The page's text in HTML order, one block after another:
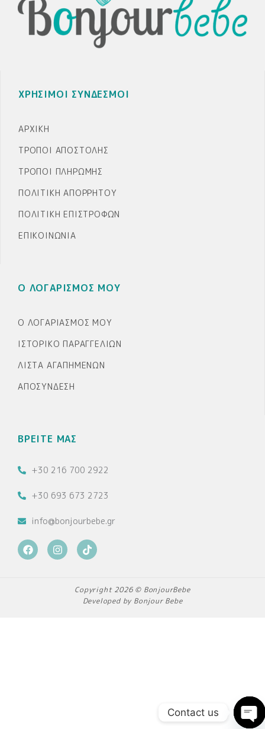
ΧΡΗΣΙΜΟΙ ΣΥΝΔΕΣΜΟΙ
ΑΡΧΙΚΉ
ΤΡΌΠΟΙ ΑΠΟΣΤΟΛΉΣ
ΤΡΌΠΟΙ ΠΛΗΡΩΜΉΣ
ΠΟΛΙΤΙΚΉ ΑΠΟΡΡΉΤΟΥ
ΠΟΛΙΤΙΚΉ ΕΠΙΣΤΡΟΦΏΝ
ΕΠΙΚΟΙΝΩΝΊΑ
Ο ΛΟΓΑΡΙΣΜΟΣ ΜΟΥ
Ο ΛΟΓΑΡΙΑΣΜΌΣ ΜΟΥ
ΙΣΤΟΡΙΚΌ ΠΑΡΑΓΓΕΛΙΏΝ
ΛΊΣΤΑ ΑΓΑΠΗΜΈΝΩΝ
ΑΠΟΣΎΝΔΕΣΗ
ΒΡΕΙΤΕ ΜΑΣ
+30 216 700 2922
+30 693 673 2723
info@bonjourbebe.gr
F
a
c
I
n
s
T
i
k
k
Copyright 2026 © BonjourBebe
Developed by Bonjour Bebe
Contact us